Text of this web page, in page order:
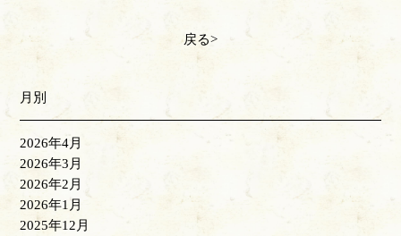
戻る
月別
2026年4月
2026年3月
2026年2月
2026年1月
2025年12月